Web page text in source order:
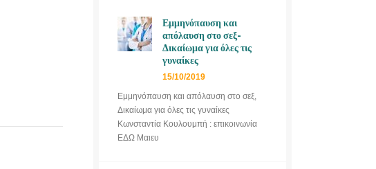
Εμμηνόπαυση και
απόλαυση στο σεξ-
Δικαίωμα για όλες τις
γυναίκες
15/10/2019
Εμμηνόπαυση και απόλαυση στο σεξ,
Δικαίωμα για όλες τις γυναίκες
Κωνσταντία Κουλουμπή : επικοινωνία
ΕΔΩ Μαιευ